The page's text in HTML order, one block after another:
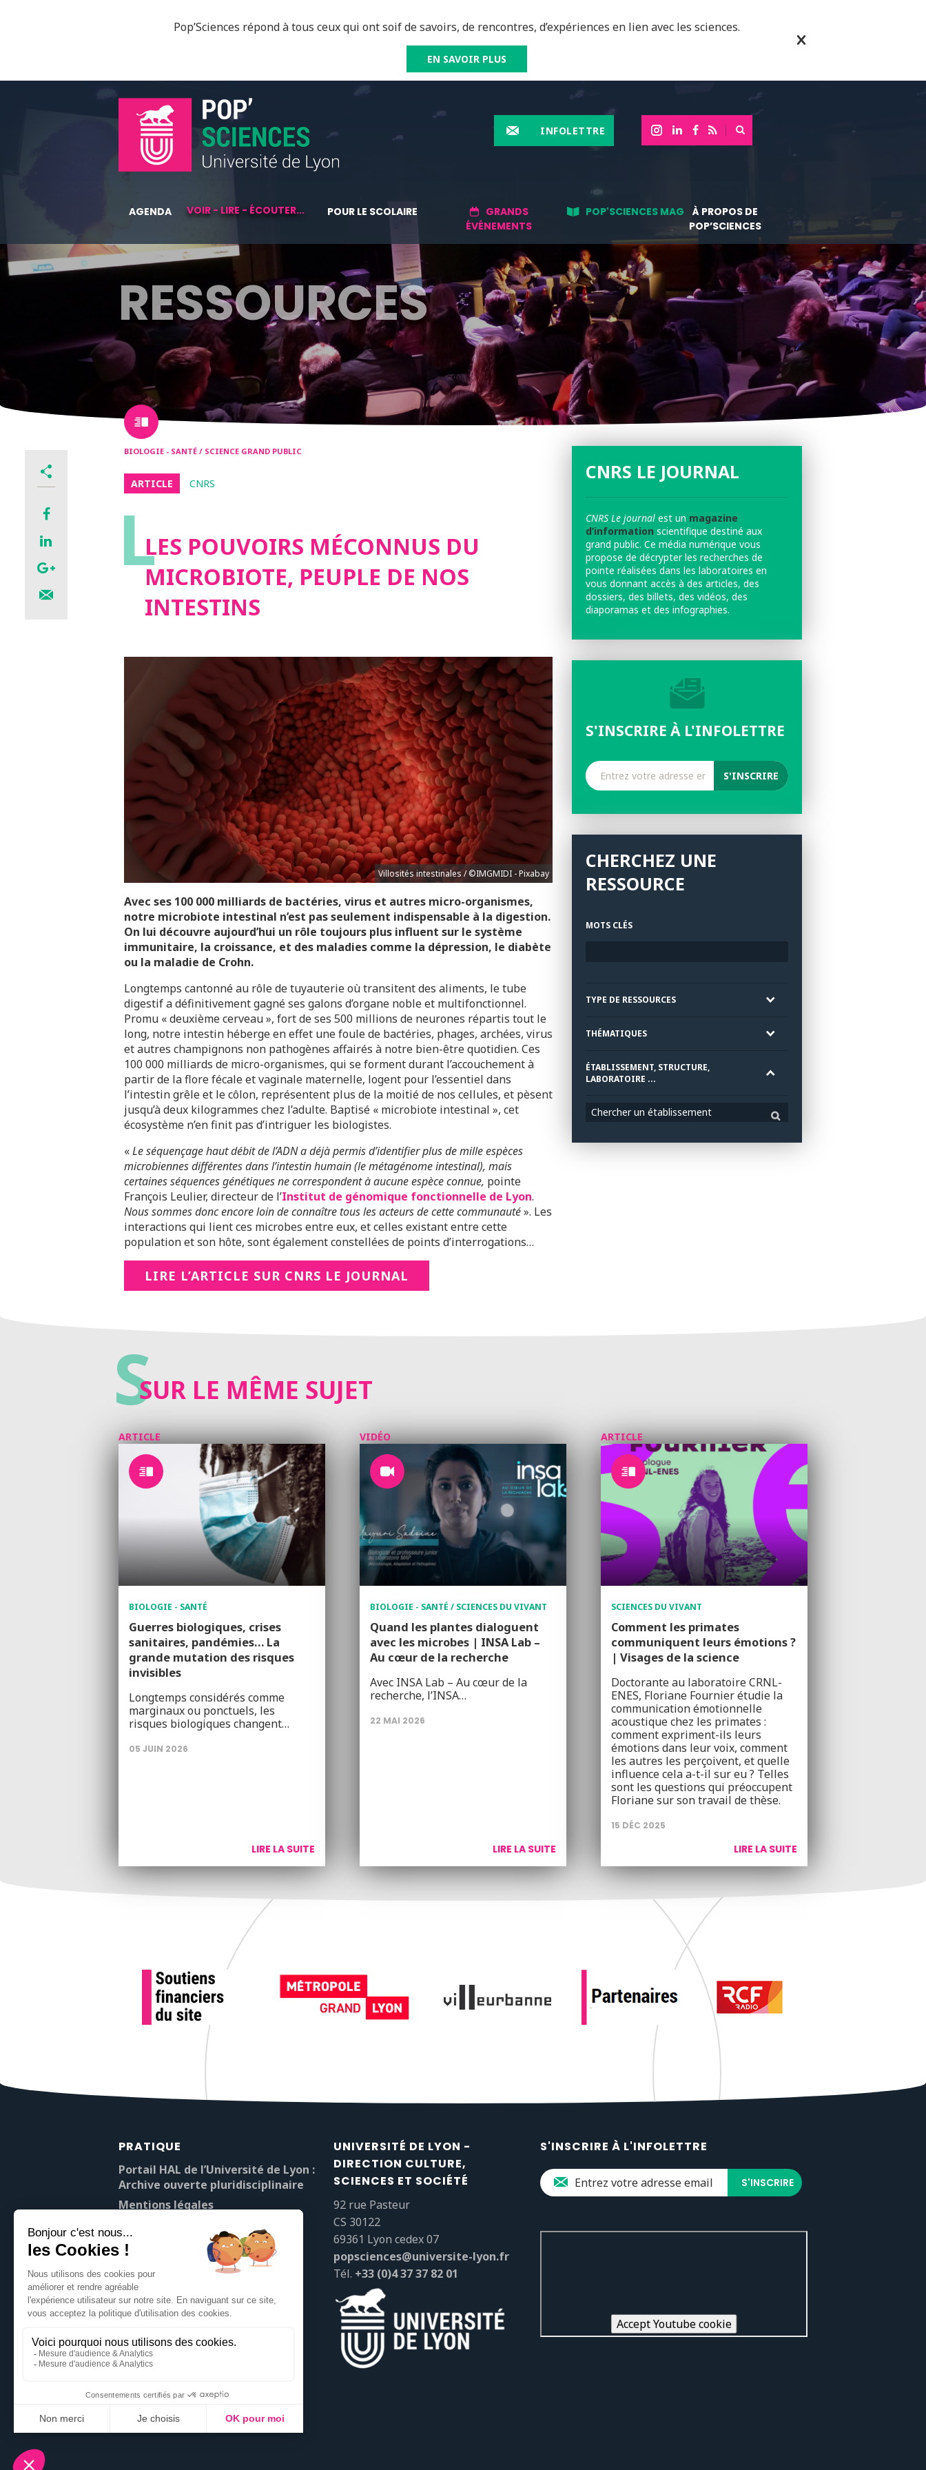
Pop’Sciences répond à tous ceux qui ont soif de savoirs, de rencontres, d’expériences en lien avec les sciences.
EN SAVOIR PLUS
INFOLETTRE
AGENDA VOIR - LIRE - ÉCOUTER... POUR LE SCOLAIRE
GRANDS
ÉVÉNEMENTS
POP'SCIENCES MAG
À PROPOS DE
POP’SCIENCES
RESSOURCES
BIOLOGIE - SANTÉ / SCIENCE GRAND PUBLIC
ARTICLE CNRS
LLES POUVOIRS MÉCONNUS DU
MICROBIOTE, PEUPLE DE NOS
INTESTINS
Villosités intestinales / ©IMGMIDI - Pixabay
Avec ses 100 000 milliards de bactéries, virus et autres micro-organismes,
notre microbiote intestinal n’est pas seulement indispensable à la digestion.
On lui découvre aujourd’hui un rôle toujours plus influent sur le système
immunitaire, la croissance, et des maladies comme la dépression, le diabète
ou la maladie de Crohn.
Longtemps cantonné au rôle de tuyauterie où transitent des aliments, le tube
digestif a définitivement gagné ses galons d’organe noble et multifonctionnel.
Promu « deuxième cerveau », fort de ses 500 millions de neurones répartis tout le
long, notre intestin héberge en effet une foule de bactéries, phages, archées, virus
et autres champignons non pathogènes affairés à notre bien-être quotidien. Ces
100 000 milliards de micro-organismes, qui se forment durant l’accouchement à
partir de la flore fécale et vaginale maternelle, logent pour l’essentiel dans
l’intestin grêle et le côlon, représentent plus de la moitié de nos cellules, et pèsent
jusqu’à deux kilogrammes chez l’adulte. Baptisé « microbiote intestinal », cet
écosystème n’en finit pas d’intriguer les biologistes.
«Le séquençage haut débit de l’ADN a déjà permis d’identifier plus de mille espèces
microbiennes différentes dans l’intestinhumain(le métagénome intestinal), mais
certaines séquences génétiques ne correspondent à aucune espèce connue, pointe
François Leulier, directeur de l’Institut de génomique fonctionnelle de Lyon.
Nous sommes donc encore loin de connaître tous les acteurs de cette communauté». Les
interactions qui lient ces microbes entre eux, et celles existant entre cette
population et son hôte, sont également constellées de points d’interrogations…
LIRE L’ARTICLE SUR CNRS LE JOURNAL
CNRS LE JOURNAL
CNRS Le journal est un magazine
d’information scientifique destiné aux
grand public. Ce média numérique vous
propose de décrypter les recherches de
pointe réalisées dans les laboratoires en
vous donnant accès à des articles, des
dossiers, des billets, des vidéos, des
diaporamas et des infographies.
S'INSCRIRE À L'INFOLETTRE
CHERCHEZ UNE
RESSOURCE
MOTS CLÉS
TYPE DE RESSOURCES
THÉMATIQUES
ÉTABLISSEMENT, STRUCTURE,
LABORATOIRE ...
Chercher un établissement
SSUR LE MÊME SUJET
ARTICLE
BIOLOGIE - SANTÉ
Guerres biologiques, crises
sanitaires, pandémies… La
grande mutation des risques
invisibles
Longtemps considérés comme
marginaux ou ponctuels, les
risques biologiques changent…
05 JUIN 2026
LIRE LA SUITE
VIDÉO
BIOLOGIE - SANTÉ / SCIENCES DU VIVANT
Quand les plantes dialoguent
avec les microbes | INSA Lab –
Au cœur de la recherche
Avec INSA Lab – Au cœur de la
recherche, l’INSA…
22 MAI 2026
LIRE LA SUITE
ARTICLE
SCIENCES DU VIVANT
Comment les primates
communiquent leurs émotions ?
| Visages de la science
Doctorante au laboratoire CRNL-
ENES, Floriane Fournier étudie la
communication émotionnelle
acoustique chez les primates :
comment expriment-ils leurs
émotions dans leur voix, comment
les autres les perçoivent, et quelle
influence cela a-t-il sur eu ? Telles
sont les questions qui préoccupent
Floriane sur son travail de thèse.
15 DÉC 2025
LIRE LA SUITE
PRATIQUE
Portail HAL de l’Université de Lyon :
Archive ouverte pluridisciplinaire
Mentions légales
Contact
UNIVERSITÉ DE LYON -
DIRECTION CULTURE,
SCIENCES ET SOCIÉTÉ
92 rue Pasteur
CS 30122
69361 Lyon cedex 07
popsciences@universite-lyon.fr
Tél. +33 (0)4 37 37 82 01
S'INSCRIRE À L'INFOLETTRE
Accept Youtube cookie